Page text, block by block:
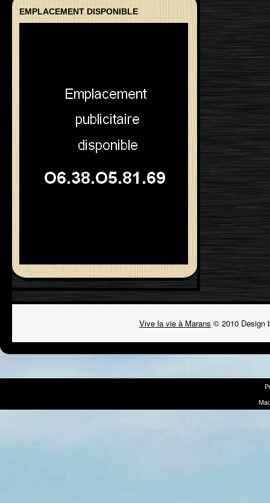
EMPLACEMENT DISPONIBLE
Vive la vie à Marans © 2010 Design